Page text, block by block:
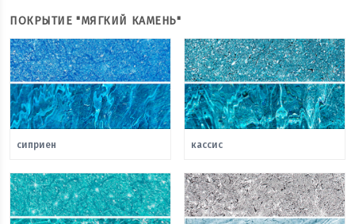
ПОКРЫТИЕ "МЯГКИЙ КАМЕНЬ"
сиприен кассис